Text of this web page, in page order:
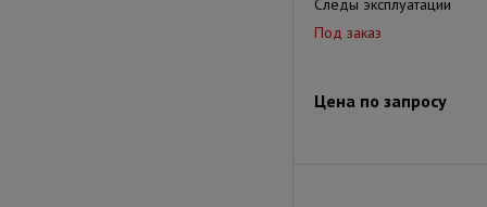
Следы эксплуатации
Под заказ
Цена по запросу